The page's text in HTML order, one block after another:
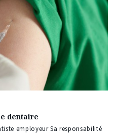
dentaire
employeur Sa responsabilité